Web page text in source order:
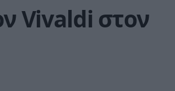
Vivaldi στον